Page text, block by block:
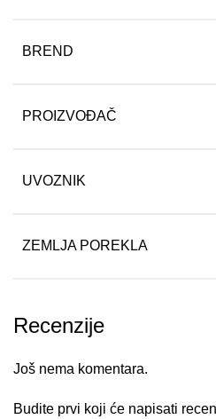
BREND
PROIZVOĐAČ
UVOZNIK
ZEMLJA POREKLA
Recenzije
Još nema komentara.
Budite prvi koji će napisati